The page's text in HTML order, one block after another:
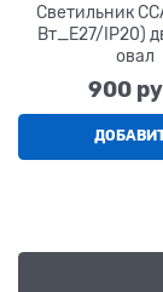
Светильник
Вт_Е27/IP20)
овал
900